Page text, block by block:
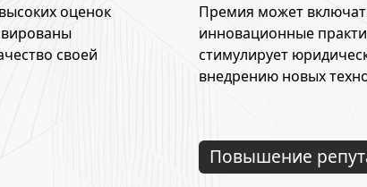
оценок
своей
Премия может
инновационные
стимулирует
внедрению новых
Повышение